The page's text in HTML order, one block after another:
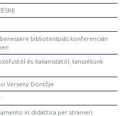
biblioterápiás konferencián
és italianistától, tanszékünk
Verseny Döntője
in didattica per stranieri